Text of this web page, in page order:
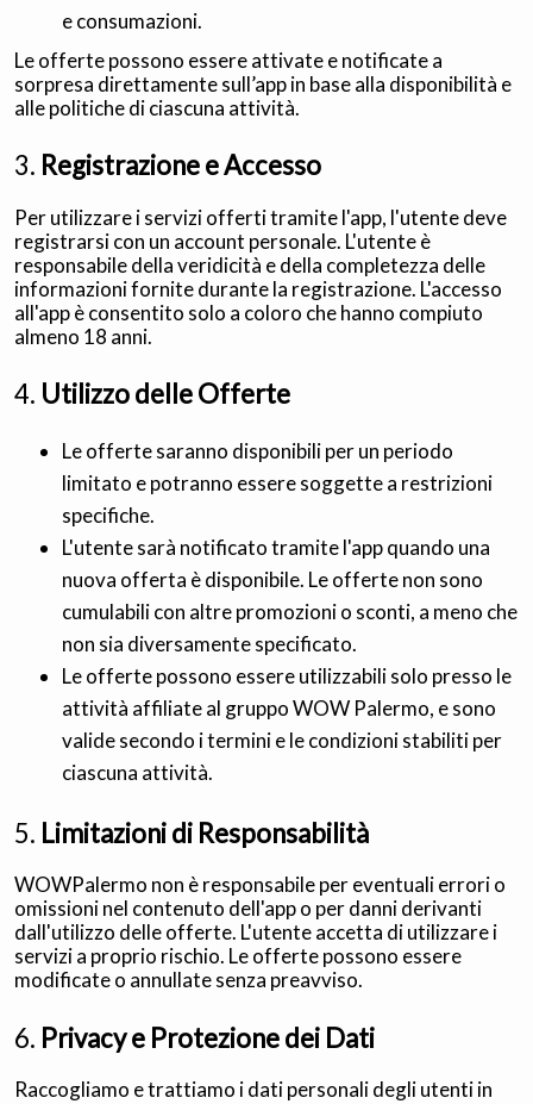
e consumazioni.
Le offerte possono essere attivate e notificate a
sorpresa direttamente sull’app in base alla disponibilità e
alle politiche di ciascuna attività.
3. Registrazione e Accesso
Per utilizzare i servizi offerti tramite l'app, l'utente deve
registrarsi con un account personale. L'utente è
responsabile della veridicità e della completezza delle
informazioni fornite durante la registrazione. L'accesso
all'app è consentito solo a coloro che hanno compiuto
almeno 18 anni.
4. Utilizzo delle Offerte
Le offerte saranno disponibili per un periodo
limitato e potranno essere soggette a restrizioni
specifiche.
L'utente sarà notificato tramite l'app quando una
nuova offerta è disponibile. Le offerte non sono
cumulabili con altre promozioni o sconti, a meno che
non sia diversamente specificato.
Le offerte possono essere utilizzabili solo presso le
attività affiliate al gruppo WOW Palermo, e sono
valide secondo i termini e le condizioni stabiliti per
ciascuna attività.
5. Limitazioni di Responsabilità
WOWPalermo non è responsabile per eventuali errori o
omissioni nel contenuto dell'app o per danni derivanti
dall'utilizzo delle offerte. L'utente accetta di utilizzare i
servizi a proprio rischio. Le offerte possono essere
modificate o annullate senza preavviso.
6. Privacy e Protezione dei Dati
Raccogliamo e trattiamo i dati personali degli utenti in